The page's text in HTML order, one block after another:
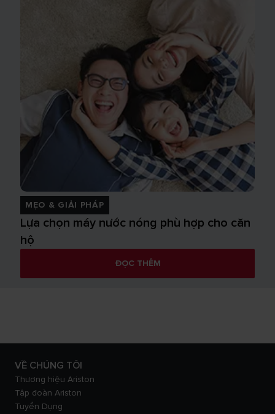
MẸO & GIẢI PHÁP
Lựa chọn máy nước nóng phù hợp cho căn
hộ
ĐỌC THÊM
VỀ CHÚNG TÔI
Thương hiệu Ariston
Tập đoàn Ariston
Tuyển Dụng